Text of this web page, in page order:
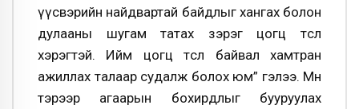
үүсвэрийн найдвартай байдлыг хангах болон
дулааны шугам татах зэрэг цогц төсөл
хэрэгтэй. Ийм цогц төсөл байвал хамтран
ажиллах талаар судалж болох юм” гэлээ. Мөн
тэрээр агаарын бохирдлыг бууруулах